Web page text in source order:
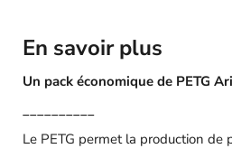
En savoir plus
Un pack économique de PETG
__________
Le PETG permet la production de